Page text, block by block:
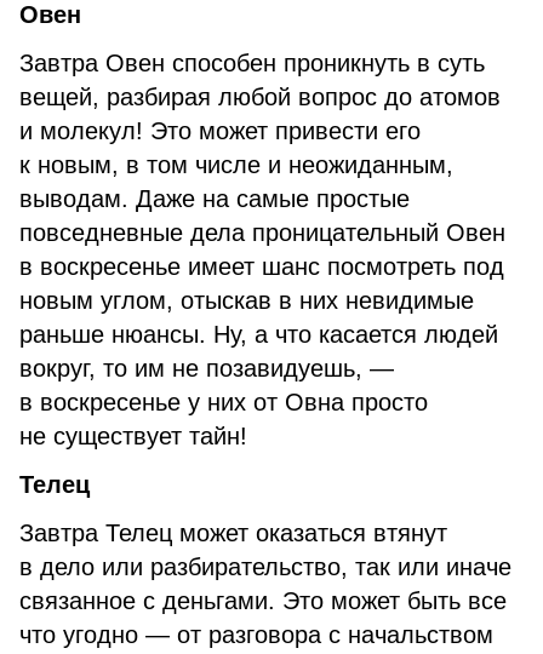
Овен
Завтра Овен способен проникнуть в суть
вещей, разбирая любой вопрос до атомов
и молекул! Это может привести его
к новым, в том числе и неожиданным,
выводам. Даже на самые простые
повседневные дела проницательный Овен
в воскресенье имеет шанс посмотреть под
новым углом, отыскав в них невидимые
раньше нюансы. Ну, а что касается людей
вокруг, то им не позавидуешь, —
в воскресенье у них от Овна просто
не существует тайн!
Телец
Завтра Телец может оказаться втянут
в дело или разбирательство, так или иначе
связанное с деньгами. Это может быть все
что угодно — от разговора с начальством